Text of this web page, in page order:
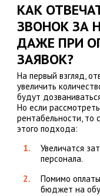
КАК
ЗВОНОК ЗА
ДАЖЕ ПРИ
ЗАЯВОК?
На первый взгляд,
увеличить
будут
Но если
рентабельности, то
этого подхода:
Увеличатся
персонала.
Помимо
бюджет на